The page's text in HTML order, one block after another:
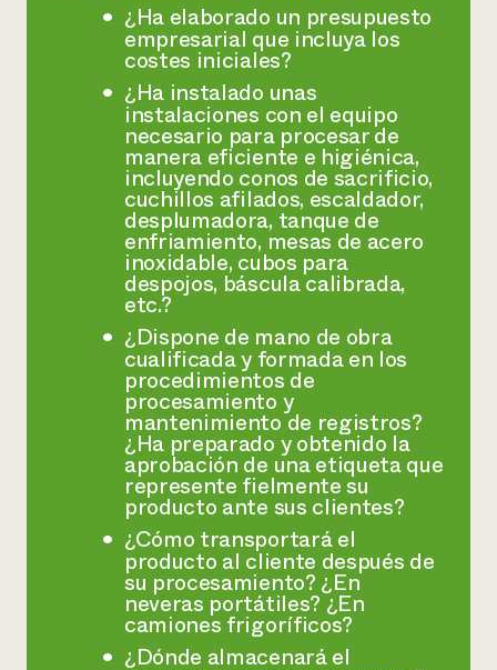
¿Ha elaborado un presupuesto
empresarial que incluya los
costes iniciales?
¿Ha instalado unas
instalaciones con el equipo
necesario para procesar de
manera eficiente e higiénica,
incluyendo conos de sacrificio,
cuchillos afilados, escaldador,
desplumadora, tanque de
enfriamiento, mesas de acero
inoxidable, cubos para
despojos, báscula calibrada,
etc.?
¿Dispone de mano de obra
cualificada y formada en los
procedimientos de
procesamiento y
mantenimiento de registros?
¿Ha preparado y obtenido la
aprobación de una etiqueta que
represente fielmente su
producto ante sus clientes?
¿Cómo transportará el
producto al cliente después de
su procesamiento? ¿En
neveras portátiles? ¿En
camiones frigoríficos?
¿Dónde almacenará el